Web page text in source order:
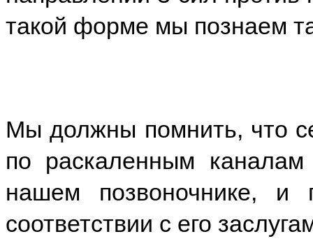
такой форме мы познаем
Мы должны помнить, что
по раскаленным
нашем позвоночнике,
соответствии с его